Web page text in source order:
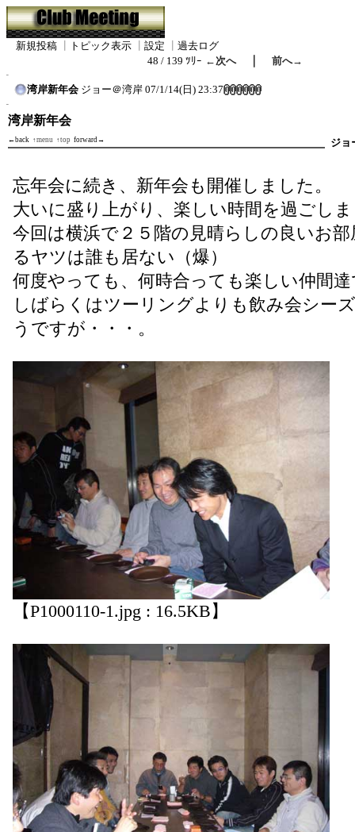
新規投稿 トピック表示 設定
過去ログ
48 / 139 ﾂﾘｰ ←次へ｜ 前へ→
湾岸新年会 ジョー＠湾岸 07/1/14(日) 23:37
湾岸新年会
←back ↑menu ↑top forward→ ジョ
忘年会に続き、新年会も開催しました。
大いに盛り上がり、楽しい時間を過ごし
今回は横浜で２５階の見晴らしの良いお
るヤツは誰も居ない（爆）
何度やっても、何時合っても楽しい仲間
しばらくはツーリングよりも飲み会シー
うですが・・・。
【P1000110-1.jpg : 16.5KB】